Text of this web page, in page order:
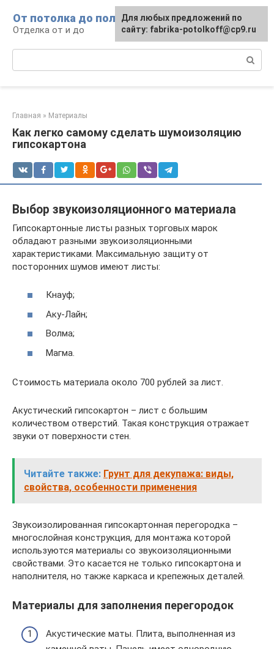
контенту
От потолка до пола
Отделка от и до
Главная » Материалы
Как легко самому сделать шумоизоляцию
гипсокартона
Выбор звукоизоляционного материала
Гипсокартонные листы разных торговых марок
обладают разными звукоизоляционными
характеристиками. Максимальную защиту от
посторонних шумов имеют листы:
Кнауф;
Аку-Лайн;
Волма;
Магма.
Стоимость материала около 700 рублей за лист.
Акустический гипсокартон – лист с большим
количеством отверстий. Такая конструкция отражает
звуки от поверхности стен.
Читайте также: Грунт для декупажа: виды,
свойства, особенности применения
Звукоизолированная гипсокартонная перегородка –
многослойная конструкция, для монтажа которой
используются материалы со звукоизоляционными
свойствами. Это касается не только гипсокартона и
наполнителя, но также каркаса и крепежных деталей.
Материалы для заполнения перегородок
Акустические маты. Плита, выполненная из
Для любых предложений по
сайту: fabrika-potolkoff@cp9.ru